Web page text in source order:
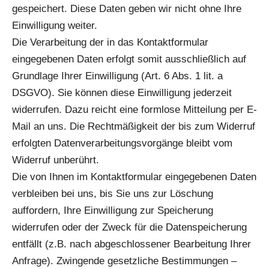
gespeichert. Diese Daten geben wir nicht ohne Ihre
Einwilligung weiter.
Die Verarbeitung der in das Kontaktformular
eingegebenen Daten erfolgt somit ausschließlich auf
Grundlage Ihrer Einwilligung (Art. 6 Abs. 1 lit. a
DSGVO). Sie können diese Einwilligung jederzeit
widerrufen. Dazu reicht eine formlose Mitteilung per E-
Mail an uns. Die Rechtmäßigkeit der bis zum Widerruf
erfolgten Datenverarbeitungsvorgänge bleibt vom
Widerruf unberührt.
Die von Ihnen im Kontaktformular eingegebenen Daten
verbleiben bei uns, bis Sie uns zur Löschung
auffordern, Ihre Einwilligung zur Speicherung
widerrufen oder der Zweck für die Datenspeicherung
entfällt (z.B. nach abgeschlossener Bearbeitung Ihrer
Anfrage). Zwingende gesetzliche Bestimmungen –